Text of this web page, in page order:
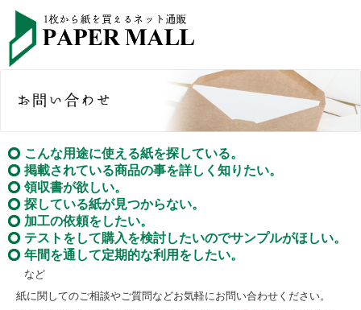
こんな用途に使える紙を探している。
掲載されている商品の事を詳しく知りたい。
領収書が欲しい。
探している紙が見つからない。
加工の依頼をしたい。
テストをして購入を検討したいのでサンプルがほしい。
年間を通して定期的な利用をしたい。
など
紙に関してのご相談やご質問などお気軽にお問い合わせください。